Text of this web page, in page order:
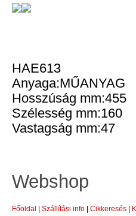
HAE613
Anyaga:MŰANYAG
Hosszúság mm:455
Szélesség mm:160
Vastagság mm:47
Webshop
Főoldal Szállítási info Cikkeresés